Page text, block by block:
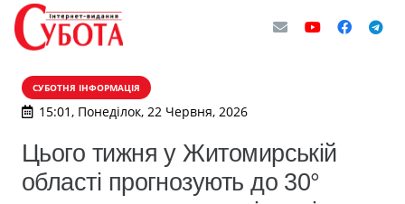
СУБОТНЯ ІНФОРМАЦІЯ
15:01, Понеділок, 22 Червня, 2026
Цього тижня у Житомирській
області прогнозують до 30°